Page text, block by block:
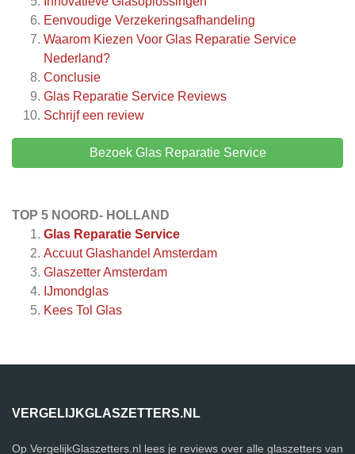
Eenvoudige Verzekeringsafhandeling
Waarom Kiezen Voor Glas Reparatie Service
Nederland?
Conclusie
Glas Reparatie Service Reviews
Schrijf een review
Bezoek Glas Reparatie Service
TOP 5 NOORD- HOLLAND
Glas Reparatie Service
Accuut Glashandel Amsterdam
Glaszetter Amsterdam
IJmondglas
Kees Tol Glas
VERGELIJKGLASZETTERS.NL
Op VergelijkGlaszetters.nl lees je reviews over alle glaszetters van